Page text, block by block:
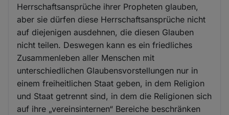
Herrschaftsansprüche ihrer Propheten glauben,
aber sie dürfen diese Herrschaftsansprüche nicht
auf diejenigen ausdehnen, die diesen Glauben
nicht teilen. Deswegen kann es ein friedliches
Zusammenleben aller Menschen mit
unterschiedlichen Glaubensvorstellungen nur in
einem freiheitlichen Staat geben, in dem Religion
und Staat getrennt sind, in dem die Religionen sich
auf ihre „vereinsinternen“ Bereiche beschränken